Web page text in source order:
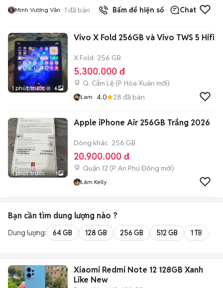
Minh Vương Văn 1 đã bán Bấm để hiện số Chat
1 phút trước 6
Vivo X Fold 256GB và Vivo TWS 5 Hifi
X Fold 256 GB
5.300.000 đ
Q. Cẩm Lệ (P. Hòa Xuân mới)
Lam 4.0 28 đã bán
1 phút trước 1
Apple iPhone Air 256GB Trắng 2026
Dòng khác 256 GB
20.900.000 đ
Quận 12 (P. An Phú Đông mới)
Lâm Kelly
Bạn cần tìm dung lượng nào ?
Dung lượng: 64 GB 128 GB 256 GB 512 GB 1 TB
Xiaomi Redmi Note 12 128GB Xanh
Like New